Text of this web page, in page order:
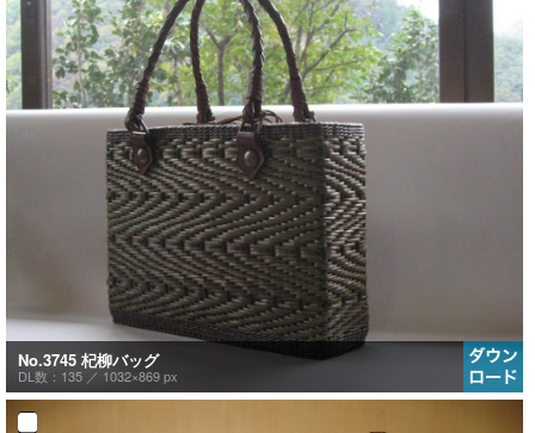
No.3745 杞柳バッグ
DL数：135 ／ 1032×869 px